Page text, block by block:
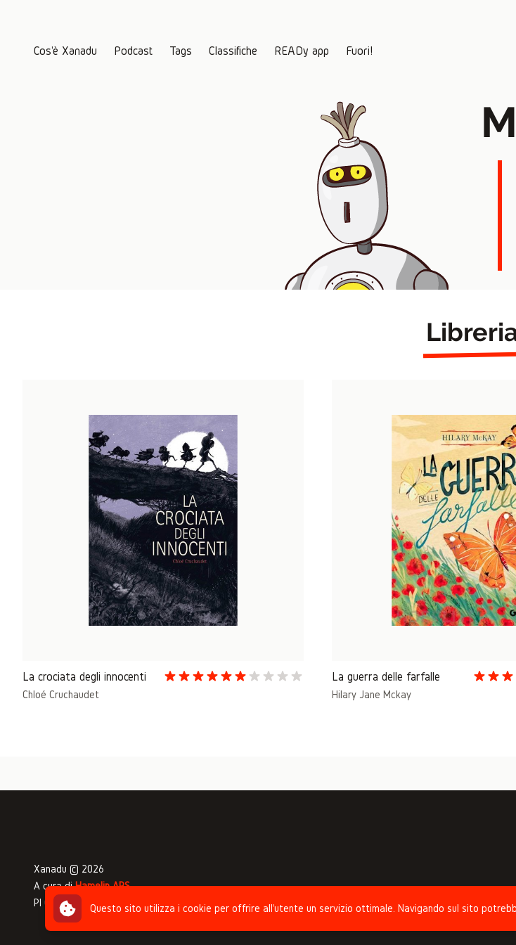
Cos'è Xanadu Podcast Tags Classifiche READy app Fuori!
La crociata degli innocenti
Chloé Cruchaudet
La guerra delle farfalle
Hilary Jane Mckay
Xanadu © 2026
A cura diHamelin APS
PI 04332650375 - CF 92047890378
Questo sito utilizza i cookie per offrire all'utente un servizio ottimale. Navigando sul sito